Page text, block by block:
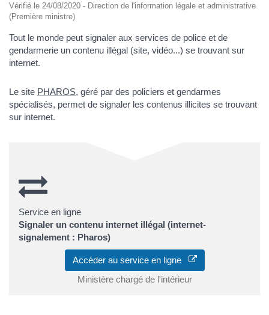
Vérifié le 24/08/2020 - Direction de l'information légale et administrative
(Première ministre)
Tout le monde peut signaler aux services de police et de
gendarmerie un contenu illégal (site, vidéo...) se trouvant sur
internet.
Le site PHAROS, géré par des policiers et gendarmes
spécialisés, permet de signaler les contenus illicites se trouvant
sur internet.
Service en ligne
Signaler un contenu internet illégal (internet-
signalement : Pharos)
Accéder au service en ligne
Ministère chargé de l'intérieur